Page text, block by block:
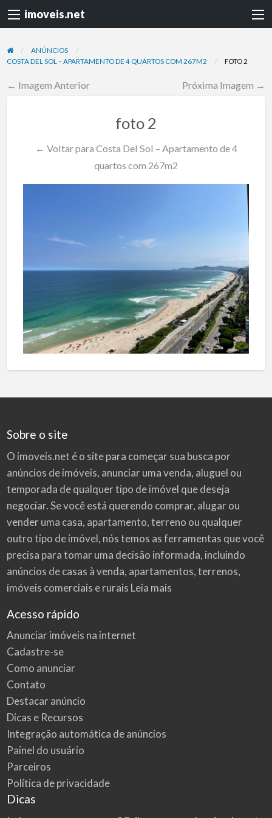
imoveis.net
ANÚNCIOS
COSTA DEL SOL – APARTAMENTO DE 4 QUARTOS COM 267M2
FOTO 2
← Imagem Anterior Próxima Imagem →
foto 2
← Voltar para Costa Del Sol – Apartamento de 4
quartos com 267m2
Sobre o site
O imoveis.net é o site para começar sua busca por
anúncios de imóveis, anunciar uma venda, aluguel ou
temporada de qualquer tipo de imóvel que deseja
negociar. Se você está querendo comprar, alugar ou
vender uma casa, apartamento, terreno ou qualquer
outro tipo de imóvel, nós temos as ferramentas que você
precisa para tomar uma decisão informada, incluindo
anúncios de casas à venda, apartamentos, terrenos,
imóveis comerciais e rurais Leia mais
Acesso rápido
Anunciar imóveis na internet
Cadastre-se
Como anunciar
Contato
Destacar anúncio
Dicas e Recursos
Integração automática de anúncios
Painel do usuário
Parceiros
Política de privacidade
Dicas